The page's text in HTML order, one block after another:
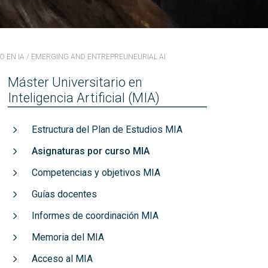
títulos
Reconocimientos de calidad
EN IA / EMERGING AND ENTREPREUNEURIAL AI
Máster Universitario en
Inteligencia Artificial (MIA)
Estructura del Plan de Estudios MIA
Asignaturas por curso MIA
Competencias y objetivos MIA
Guías docentes
Informes de coordinación MIA
Memoria del MIA
Acceso al MIA